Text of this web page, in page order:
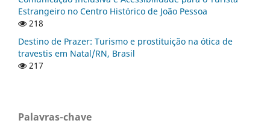
Estrangeiro no Centro Histórico de João Pessoa
218
Destino de Prazer: Turismo e prostituição na ótica de
travestis em Natal/RN, Brasil
217
Palavras-chave